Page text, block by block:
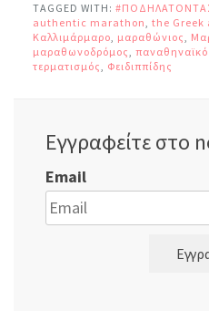
TAGGED WITH:
authentic marathon, the
Καλλιμάρμαρο, μαραθώνιος,
μαραθωνοδρόμος, παναθηναϊκό
τερματισμός, Φειδιππίδης
Εγγραφείτε στο
Email